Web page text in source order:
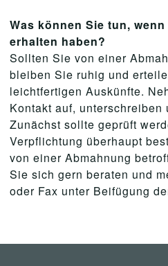
Was können Sie tun,
erhalten haben?
Sollten Sie von einer
bleiben Sie ruhig und
leichtfertigen Auskünfte.
Kontakt auf,
Zunächst sollte geprüft
Verpflichtung überhaupt
von einer Abmahnung
Sie sich gern beraten und
oder Fax unter Beifügung